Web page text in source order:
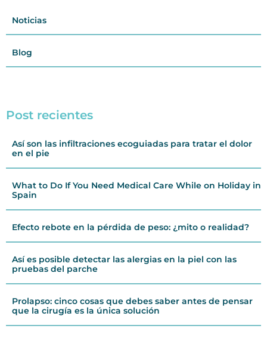
Noticias
Blog
Post recientes
Así son las infiltraciones ecoguiadas para tratar el dolor
en el pie
What to Do If You Need Medical Care While on Holiday in
Spain
Efecto rebote en la pérdida de peso: ¿mito o realidad?
Así es posible detectar las alergias en la piel con las
pruebas del parche
Prolapso: cinco cosas que debes saber antes de pensar
que la cirugía es la única solución